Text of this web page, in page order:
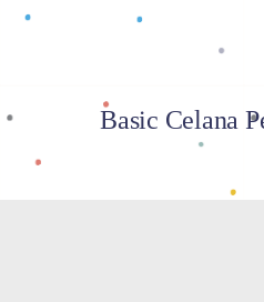
Basic Celana